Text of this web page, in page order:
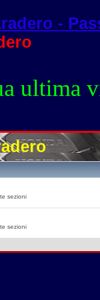
-
ultima
sezioni
sezioni